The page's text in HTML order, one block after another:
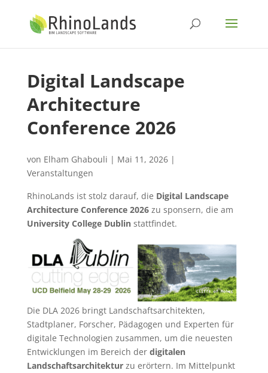
Digital Landscape
Architecture
Conference 2026
von Elham Ghabouli | Mai 11, 2026|
Veranstaltungen
RhinoLands ist stolz darauf, die Digital Landscape
Architecture Conference 2026zu sponsern, die am
University College Dublinstattfindet.
Die DLA 2026 bringt Landschaftsarchitekten,
Stadtplaner, Forscher, Pädagogen und Experten für
digitale Technologien zusammen, um die neuesten
Entwicklungen im Bereich der digitalen
Landschaftsarchitekturzu erörtern. Im Mittelpunkt